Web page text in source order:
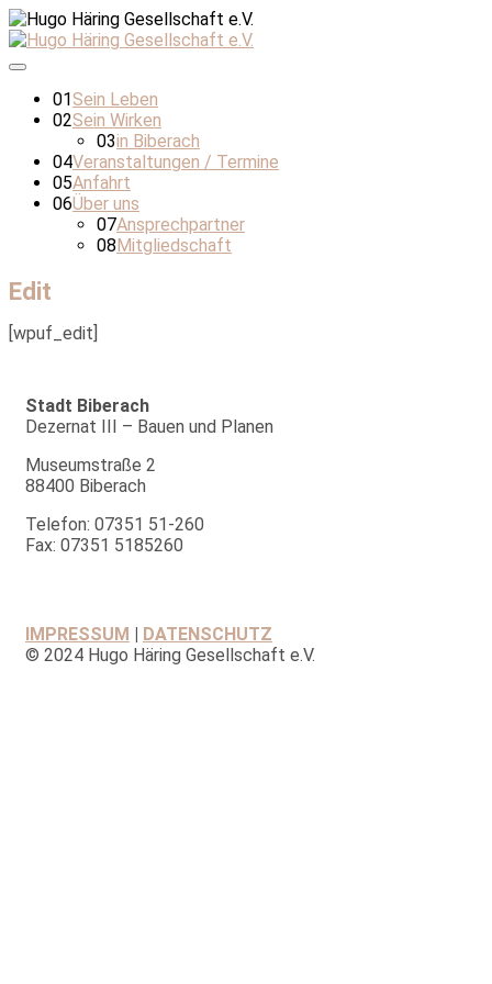
01Sein Leben
02Sein Wirken
03in Biberach
04Veranstaltungen / Termine
05Anfahrt
06Über uns
07Ansprechpartner
08Mitgliedschaft
Edit
[wpuf_edit]
Stadt Biberach
Dezernat III – Bauen und Planen
Museumstraße 2
88400 Biberach
Telefon: 07351 51-260
Fax: 07351 5185260
IMPRESSUM | DATENSCHUTZ
© 2024 Hugo Häring Gesellschaft e.V.